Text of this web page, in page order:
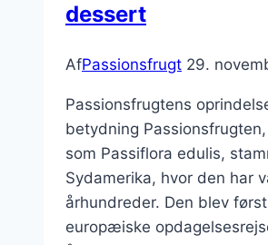
dessert
AfPassionsfrugt 29.
Passionsfrugtens
betydning
som Passiflora edulis,
Sydamerika, hvor den har
århundreder. Den blev
europæiske